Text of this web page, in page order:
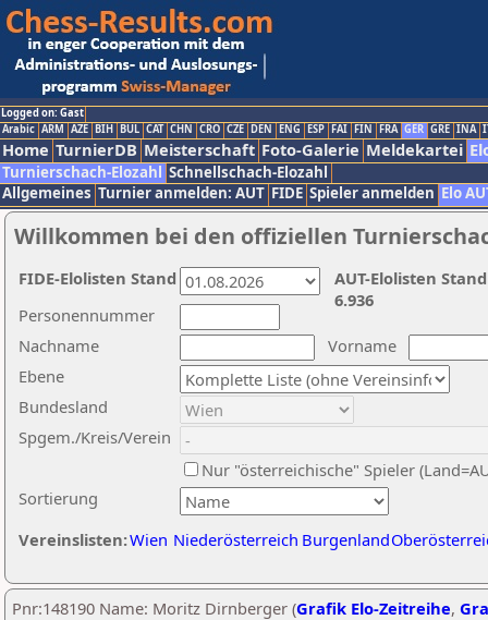
Logged on: Gast
Arabic ARM AZE BIH BUL CAT CHN CRO CZE DEN ENG ESP FAI FIN FRA GER GRE INA
Home TurnierDB Meisterschaft Foto-Galerie Meldekartei
Turnierschach-Elozahl Schnellschach-Elozahl
Allgemeines Turnier anmelden: AUT FIDE Spieler anmelden Elo
Willkommen bei den offiziellen
Nachname
Vorname
Ebene
Sortierung
Personennummer
Bundesland
Spgem./Kreis/Verein
Nur "österreichische" Spieler
Vereinslisten:Wien Niederösterreich Burgenland
AUT-Elolisten
6.936
FIDE-Elolisten Stand
Pnr:148190 Name: Moritz Dirnberger (Grafik Elo-Zeitreihe,